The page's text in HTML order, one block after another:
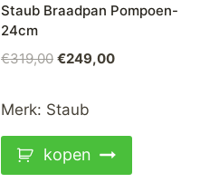
Staub Braadpan Pompoen-
24cm
€319,00 Oorspronkelijke
was:
€249,00Huidige
Merk: Staub
kopen